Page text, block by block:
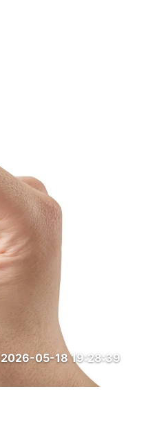
2026-05-18 19:28:39